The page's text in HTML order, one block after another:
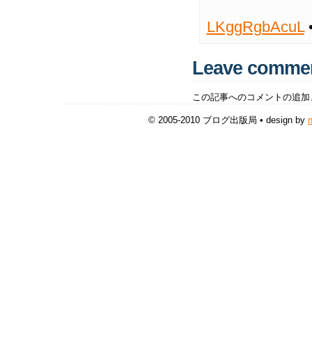
LKggRgbAcuL
Leave
この記事へのコメントの追
© 2005-2010 ブログ出版局 • design by